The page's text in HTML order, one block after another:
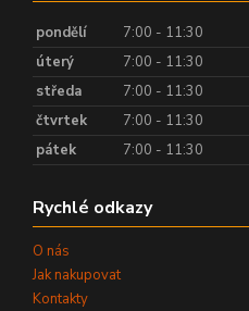
pondělí 7:00 - 11:30
úterý
7:00 - 11:30
středa
7:00 - 11:30
čtvrtek
7:00 - 11:30
pátek
7:00 - 11:30
Rychlé odkazy
O nás
Jak nakupovat
Kontakty